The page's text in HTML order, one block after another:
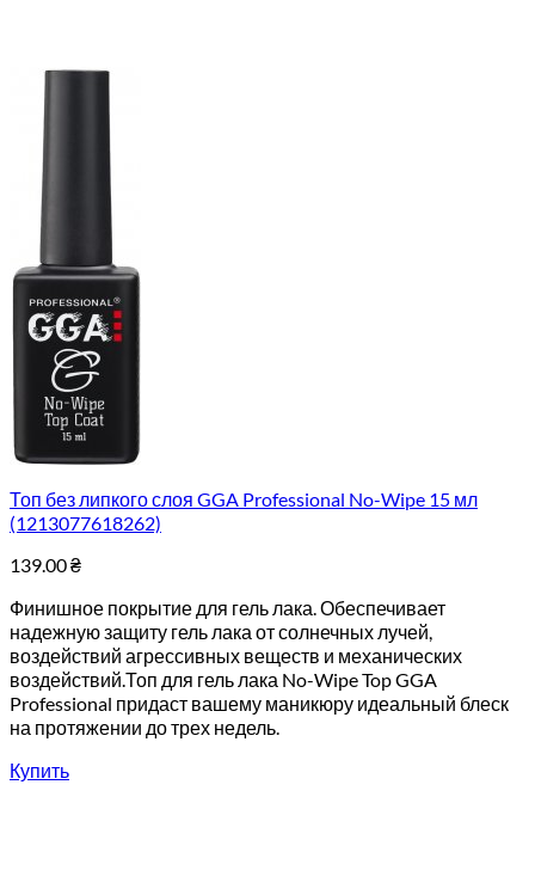
Топ без липкого слоя GGA Professional No-Wipe 15 мл
(1213077618262)
139.00₴
Финишное покрытие для гель лака. Обеспечивает
надежную защиту гель лака от солнечных лучей,
воздействий агрессивных веществ и механических
воздействий.Топ для гель лака No-Wipe Top GGA
Professional придаст вашему маникюру идеальный блеск
на протяжении до трех недель.
Купить